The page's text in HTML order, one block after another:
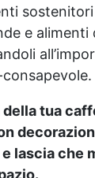
sostenitori
e alimenti
della tua
lascia che